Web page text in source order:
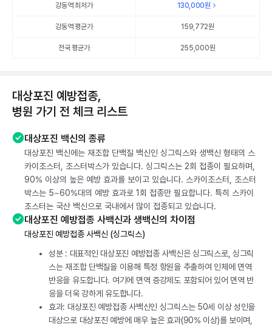
강동역 최저가 130,000원
강동역 평균가 159,772원
전국 평균가 255,000원
대상포진 예방접종,
병원 가기 전 체크 리스트
대상포진 백신의 종류
대상포진 백신에는 재조합 단백질 백신인 싱그릭스와 생백신 형태의 스
카이조스터, 조스터박스가 있습니다. 싱그릭스는 2회 접종이 필요하며,
90% 이상의 높은 예방 효과를 보이고 있습니다. 스카이조스터, 조스터
박스는 5~60%대의 예방 효과로 1회 접종만 필요합니다. 특히 스카이
조스터는 국산 백신으로 국내에서 많이 접종되고 있습니다.
대상포진 예방접종 사백신과 생백신의 차이점
대상포진 예방접종 사백신 (싱그릭스)
성분 : 대표적인 대상포진 예방접종 사백신은 싱그릭스로, 싱그릭
스는 재조합 단백질을 이용해 특정 항원을 추출하여 인체에 면역
반응을 유도합니다. 여기에 면역 증강제도 포함되어 있어 면역 반
응을 더욱 강하게 유도합니다.
효과: 대상포진 예방접종 사백신인 싱그릭스는 50세 이상 성인을
대상으로 대상포진 예방에 매우 높은 효과(90% 이상)를 보이며,